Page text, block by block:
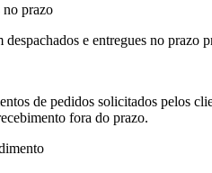
no prazo
despachados e entregues no prazo
de pedidos solicitados pelos
fora do prazo.